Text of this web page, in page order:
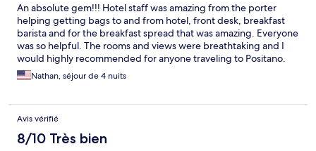
An absolute gem!!! Hotel staff was amazing from the porter
helping getting bags to and from hotel, front desk, breakfast
barista and for the breakfast spread that was amazing. Everyone
was so helpful. The rooms and views were breathtaking and I
would highly recommended for anyone traveling to Positano.
Nathan, séjour de 4 nuits
Avis vérifié
8/10 Très bien